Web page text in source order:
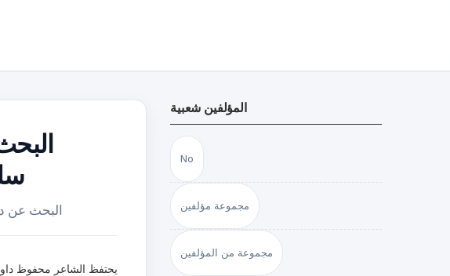
البحث عن
يحتفظ الشاعر محفوظ
المؤلفين شعبية
No
مجموعة مؤلفين
مجموعة من المؤلفين